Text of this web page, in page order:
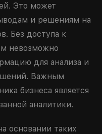
Это может
и решениям на
Без доступа к
невозможно
для анализа и
Важным
бизнеса является
аналитики.
основании таких